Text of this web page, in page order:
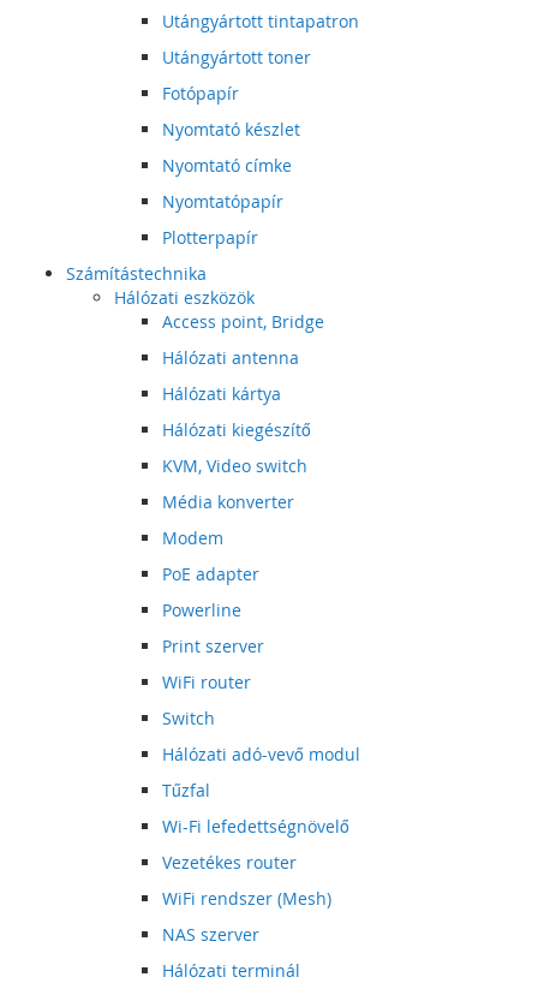
Utángyártott tintapatron
Utángyártott toner
Fotópapír
Nyomtató készlet
Nyomtató címke
Nyomtatópapír
Plotterpapír
Számítástechnika
Hálózati eszközök
Access point, Bridge
Hálózati antenna
Hálózati kártya
Hálózati kiegészítő
KVM, Video switch
Média konverter
Modem
PoE adapter
Powerline
Print szerver
WiFi router
Switch
Hálózati adó-vevő modul
Tűzfal
Wi-Fi lefedettségnövelő
Vezetékes router
WiFi rendszer (Mesh)
NAS szerver
Hálózati terminál